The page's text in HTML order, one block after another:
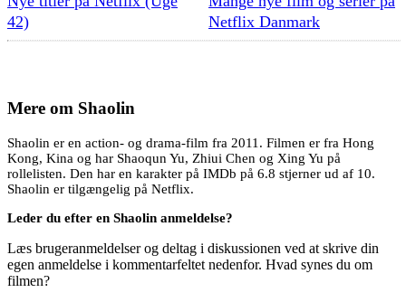
42)
Netflix Danmark
Mere om Shaolin
Shaolin er en action- og drama-film fra 2011. Filmen er fra Hong
Kong, Kina og har Shaoqun Yu, Zhiui Chen og Xing Yu på
rollelisten. Den har en karakter på IMDb på 6.8 stjerner ud af 10.
Shaolin er tilgængelig på Netflix.
Leder du efter en Shaolin anmeldelse?
Læs brugeranmeldelser og deltag i diskussionen ved at skrive din
egen anmeldelse i kommentarfeltet nedenfor. Hvad synes du om
filmen?